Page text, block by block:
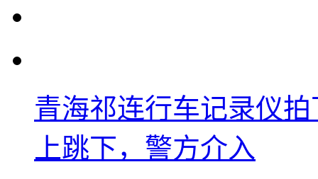
青海祁连行车记录仪
上跳下，警方介入